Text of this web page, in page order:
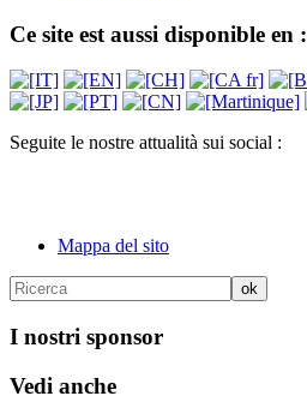
Ce site est aussi disponible en :
Seguite le nostre attualità sui social :
Mappa del sito
I nostri sponsor
Vedi anche